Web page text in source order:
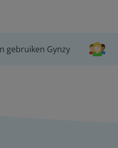
gebruiken Gynzy